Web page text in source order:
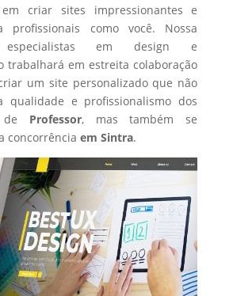
em criar sites impressionantes e
profissionais como você. Nossa
em design e
trabalhará em estreita colaboração
um site personalizado que não
qualidade e profissionalismo dos
de Professor, mas também se
concorrência em Sintra.